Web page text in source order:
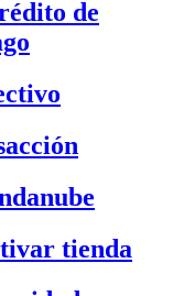
de
tienda